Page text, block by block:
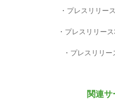
プレスリリー
プレスリリー
プレスリリー
関連サ